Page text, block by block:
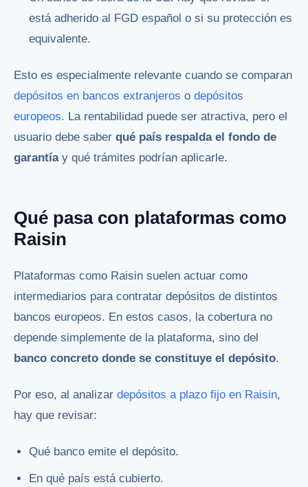
está adherido al FGD español o si su protección es
equivalente.
Esto es especialmente relevante cuando se comparan
depósitos en bancos extranjeros o depósitos
europeos. La rentabilidad puede ser atractiva, pero el
usuario debe saber qué país respalda el fondo de
garantíay qué trámites podrían aplicarle.
Qué pasa con plataformas como
Raisin
Plataformas como Raisin suelen actuar como
intermediarios para contratar depósitos de distintos
bancos europeos. En estos casos, la cobertura no
depende simplemente de la plataforma, sino del
banco concreto donde se constituye el depósito.
Por eso, al analizar depósitos a plazo fijo en Raisin,
hay que revisar:
Qué banco emite el depósito.
En qué país está cubierto.